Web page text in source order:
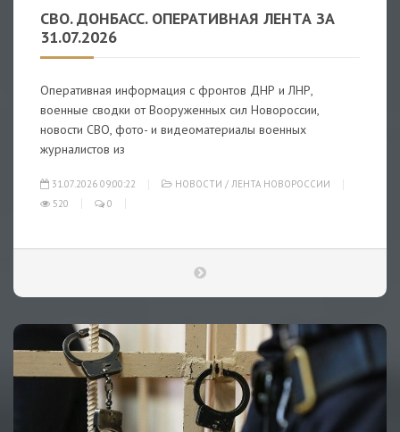
СВО. ДОНБАСС. ОПЕРАТИВНАЯ ЛЕНТА ЗА
31.07.2026
Оперативная информация с фронтов ДНР и ЛНР,
военные сводки от Вооруженных сил Новороссии,
новости СВО, фото- и видеоматериалы военных
журналистов из
31.07.2026 09:00:22 НОВОСТИ / ЛЕНТА НОВОРОССИИ
520
0